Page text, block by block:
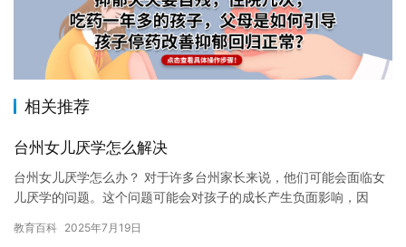
相关推荐
台州女儿厌学怎么解决
台州女儿厌学怎么办？ 对于许多台州家长来说，他们可能会面临女
儿厌学的问题。这个问题可能会对孩子的成长产生负面影响，因
儿克服…
教育百科 2025年7月19日